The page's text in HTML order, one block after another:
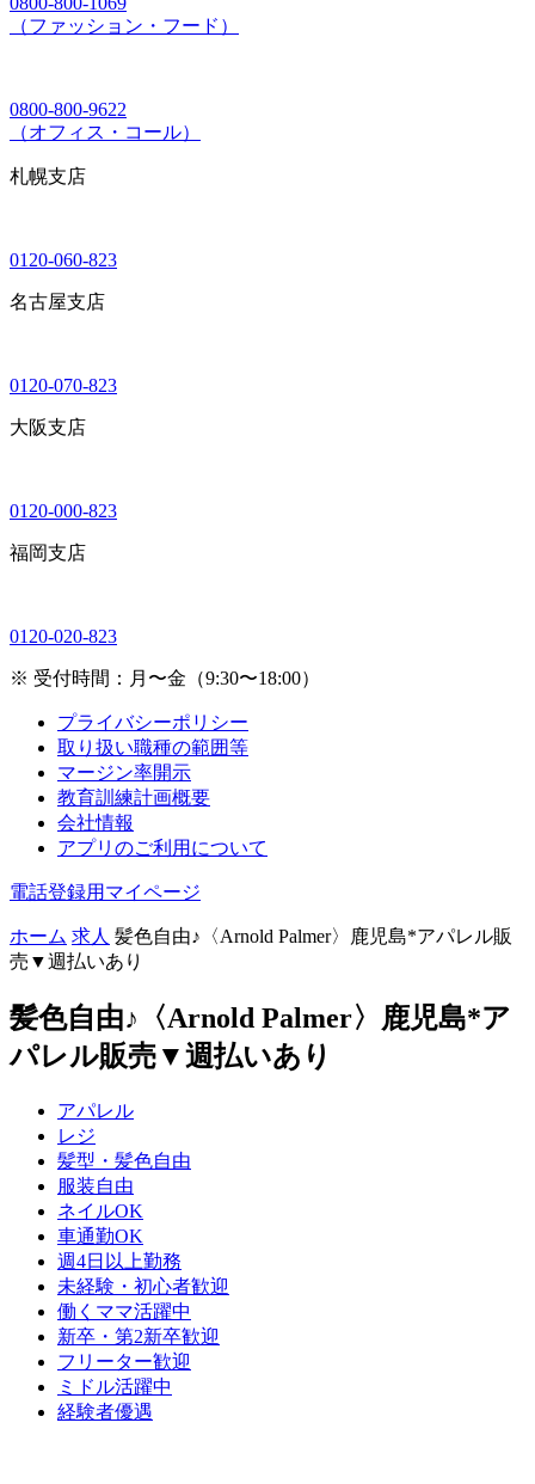
（ファッション・フード）
0800-800-9622
（オフィス・コール）
札幌支店
0120-060-823
名古屋支店
0120-070-823
大阪支店
0120-000-823
福岡支店
0120-020-823
※ 受付時間：月〜金（9:30〜18:00）
プライバシーポリシー
取り扱い職種の範囲等
マージン率開示
教育訓練計画概要
会社情報
アプリのご利用について
電話登録用マイページ
ホーム 求人 髪色自由♪〈Arnold Palmer〉鹿児島*アパレル販
売▼週払いあり
髪色自由♪〈Arnold Palmer〉鹿児島*ア
パレル販売▼週払いあり
アパレル
レジ
髪型・髪色自由
服装自由
ネイルOK
車通勤OK
週4日以上勤務
未経験・初心者歓迎
働くママ活躍中
新卒・第2新卒歓迎
フリーター歓迎
ミドル活躍中
経験者優遇